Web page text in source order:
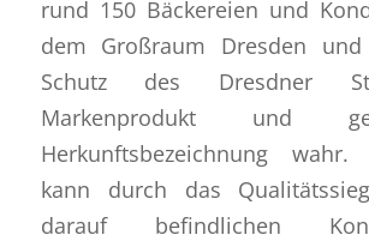
rund 150 Bäckereien und
dem Großraum Dresden
Schutz des Dresdner
Markenprodukt und
Herkunftsbezeichnung
kann durch das
darauf befindlichen